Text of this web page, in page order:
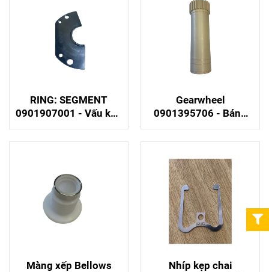
RING: SEGMENT
0901907001 - Vấu kẹp
chuyên dụng cho máy
Krones
Gearwheel
0901395706 - Bánh
răng PEEK cho máy
chiết rót Krones
Màng xếp Bellows
Nhíp kẹp chai